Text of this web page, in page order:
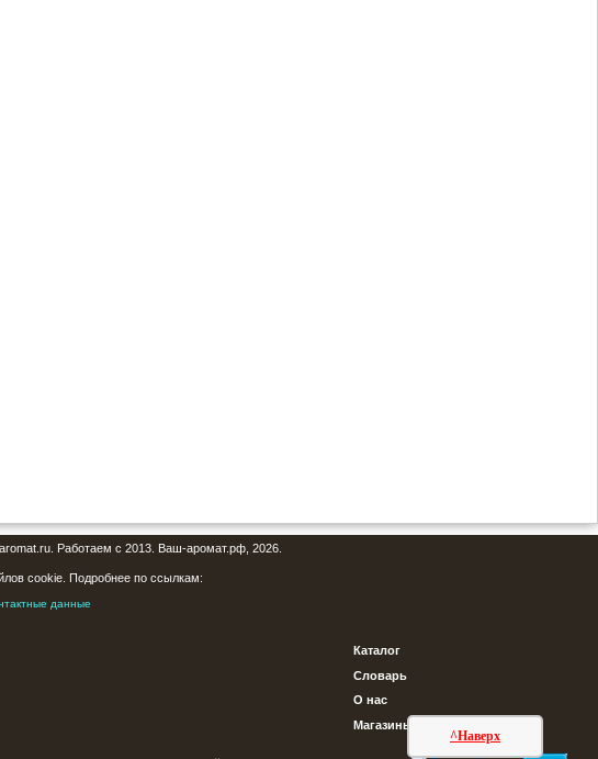
^Наверх
Работаем с 2013. Ваш-аромат.рф, 2026.
cookie. Подробнее по ссылкам:
данные
Каталог
Словарь
О нас
Магазины